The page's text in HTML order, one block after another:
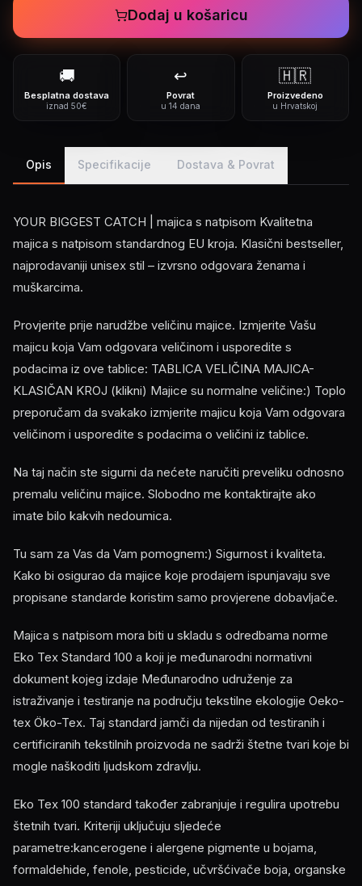
Dodaj u košaricu
🚚
Besplatna dostava
iznad 50€
↩️
Povrat
u 14 dana
🇭🇷
Proizvedeno
u Hrvatskoj
Opis Specifikacije Dostava & Povrat
YOUR BIGGEST CATCH | majica s natpisom Kvalitetna
majica s natpisom standardnog EU kroja. Klasični bestseller,
najprodavaniji unisex stil – izvrsno odgovara ženama i
muškarcima.
Provjerite prije narudžbe veličinu majice. Izmjerite Vašu
majicu koja Vam odgovara veličinom i usporedite s
podacima iz ove tablice: TABLICA VELIČINA MAJICA-
KLASIČAN KROJ (klikni) Majice su normalne veličine:) Toplo
preporučam da svakako izmjerite majicu koja Vam odgovara
veličinom i usporedite s podacima o veličini iz tablice.
Na taj način ste sigurni da nećete naručiti preveliku odnosno
premalu veličinu majice. Slobodno me kontaktirajte ako
imate bilo kakvih nedoumica.
Tu sam za Vas da Vam pomognem:) Sigurnost i kvaliteta.
Kako bi osigurao da majice koje prodajem ispunjavaju sve
propisane standarde koristim samo provjerene dobavljače.
Majica s natpisom mora biti u skladu s odredbama norme
Eko Tex Standard 100 a koji je međunarodni normativni
dokument kojeg izdaje Međunarodno udruženje za
istraživanje i testiranje na području tekstilne ekologije Oeko-
tex Öko-Tex. Taj standard jamči da nijedan od testiranih i
certificiranih tekstilnih proizvoda ne sadrži štetne tvari koje bi
mogle naškoditi ljudskom zdravlju.
Eko Tex 100 standard također zabranjuje i regulira upotrebu
štetnih tvari. Kriteriji uključuju sljedeće
parametre:kancerogene i alergene pigmente u bojama,
formaldehide, fenole, pesticide, učvršćivače boja, organske